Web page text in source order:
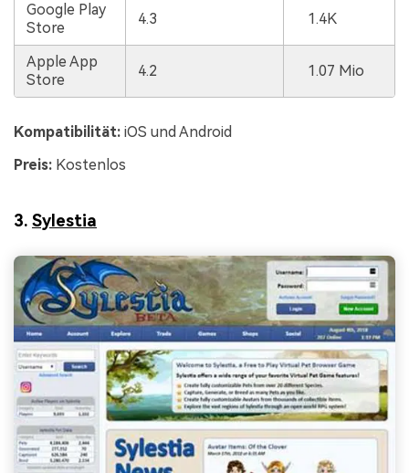
Google Play
Store
4.3 1.4K
Apple App
Store
4.2 1.07 Mio
Kompatibilität: iOS und Android
Preis: Kostenlos
3. Sylestia